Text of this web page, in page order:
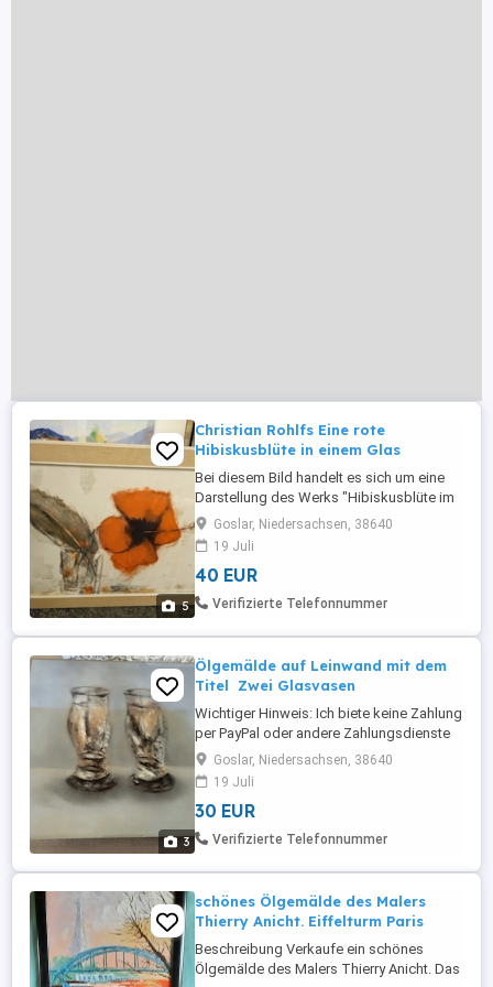
5
Christian Rohlfs Eine rote
Hibiskusblüte in einem Glas
Bei diesem Bild handelt es sich um eine
Darstellung des Werks "Hibiskusblüte im
Glas" von Christian Rohlfs. 66 cm lang
48cm breit Gerahmt Wichtiger Hinweis: Ich
biete keine Zahlung per PayPal oder
andere Zahlungsdienste an. Zahlung
ausschließlich per Banküberweisung. Bitte
Goslar, Niedersachsen, 38640
19 Juli
40 EUR
Verifizierte Telefonnummer
3
Ölgemälde auf Leinwand mit dem
Titel Zwei Glasvasen
Wichtiger Hinweis: Ich biete keine Zahlung
per PayPal oder andere Zahlungsdienste
an. Zahlung ausschließlich per
Banküberweisung. Bitte nur melden, wenn
das für Sie in Ordnung ist. Vielen Dank für
Ihr Verständnis. Bei mehreren teilen
können wir uns bestimmt einig werden mit
Goslar, Niedersachsen, 38640
19 Juli
30 EUR
Verifizierte Telefonnummer
schönes Ölgemälde des Malers
Thierry Anicht. Eiffelturm Paris
Beschreibung Verkaufe ein schönes
Ölgemälde des Malers Thierry Anicht. Das